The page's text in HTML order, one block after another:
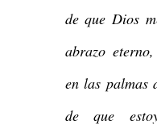
de que Dios
abrazo
en las palmas
de que